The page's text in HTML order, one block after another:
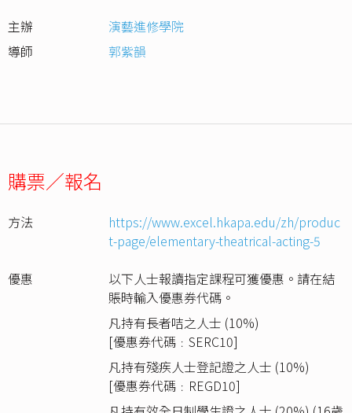
主辦
演藝進修學院
導師
郭紫韻
購票／報名
方法
https://www.excel.hkapa.edu/zh/produc
t-page/elementary-theatrical-acting-5
優惠
以下人士報讀指定課程可獲優惠。請在結
賬時輸入優惠券代碼。
凡持有長者咭之人士 (10%)
[優惠券代碼﹕SERC10]
凡持有殘疾人士登記證之人士 (10%)
[優惠券代碼﹕REGD10]